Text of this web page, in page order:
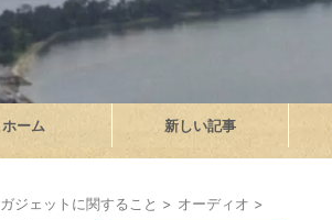
ホーム 新しい記事
ガジェットに関すること > オーディオ >